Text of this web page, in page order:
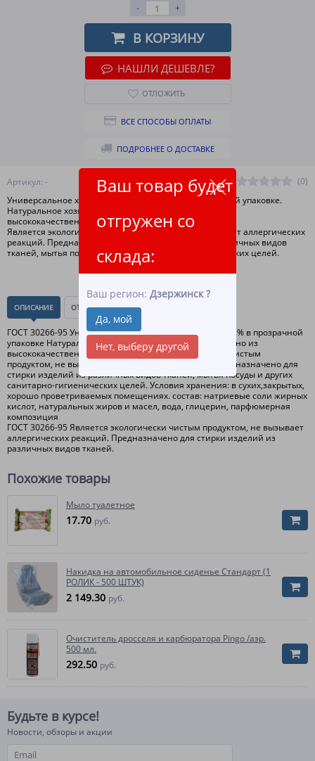
Ваш товар будет
отгружен со
склада:
Ваш регион:Дзержинск ?
Да, мой
Нет, выберу другой
Артикул: -
(0)
Универсальное хозяйственное мыло 72% в прозрачной упаковке.
Натуральное хозяйственное мыло изготовлено из
высококачественного сырья.
Является экологически чистым продуктом, не вызывает аллергических
реакций. Предназначено для стирки изделий из различных видов
тканей, мытья посуды и других санитарно-гигиенических целей.
- +
В КОРЗИНУ
НАШЛИ ДЕШЕВЛЕ?
ОТЛОЖИТЬ
ВСЕ СПОСОБЫ ОПЛАТЫ
ПОДРОБНЕЕ О ДОСТАВКЕ
ОПИСАНИЕ ОТЗЫВЫ(0)
ГОСТ 30266-95 Универсальное хозяйственное мыло 72% в прозрачной
упаковке Натуральное хозяйственное мыло изготовлено из
высококачественного сырья. Является экологически чистым
продуктом, не вызывает аллергических реакций. Предназначено для
стирки изделий из различных видов тканей, мытья посуды и других
санитарно-гигиенических целей. Условия хранения: в сухих,закрытых,
хорошо проветриваемых помещениях. состав: натриевые соли жирных
кислот, натуральных жиров и масел, вода, глицерин, парфюмерная
композиция
ГОСТ 30266-95 Является экологически чистым продуктом, не вызывает
аллергических реакций. Предназначено для стирки изделий из
различных видов тканей.
Похожие товары
Мыло туалетное
17.70 руб.
Накидка на автомобильное сиденье Стандарт (1
РОЛИК - 500 ШТУК)
2 149.30 руб.
Очиститель дросселя и карбюратора Pingo /аэр.
500 мл.
292.50 руб.
Будьте в курсе!
Новости, обзоры и акции